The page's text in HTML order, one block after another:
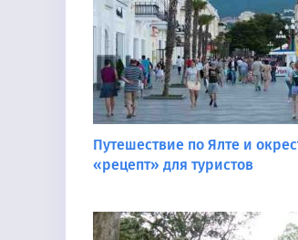
Путешествие по Ялте и
«рецепт» для туристов